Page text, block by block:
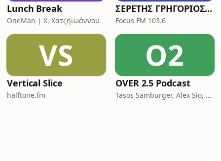
Lunch Break
OneMan | X. Χατζηϊωάννου
ΣΕΡΕΤΗΣ ΓΡΗΓΟΡΙΟΣ - ΚΟΝΤΡΑ ΣΤΟ ΣΥΣΤΗΜΑ
Focus FM 103.6
VS
Vertical Slice
halftone.fm
O2
OVER 2.5 Podcast
Tasos Samburger, Alex Sio, Monkey Bros